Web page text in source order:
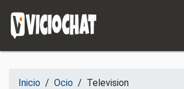
Inicio / Ocio / Television